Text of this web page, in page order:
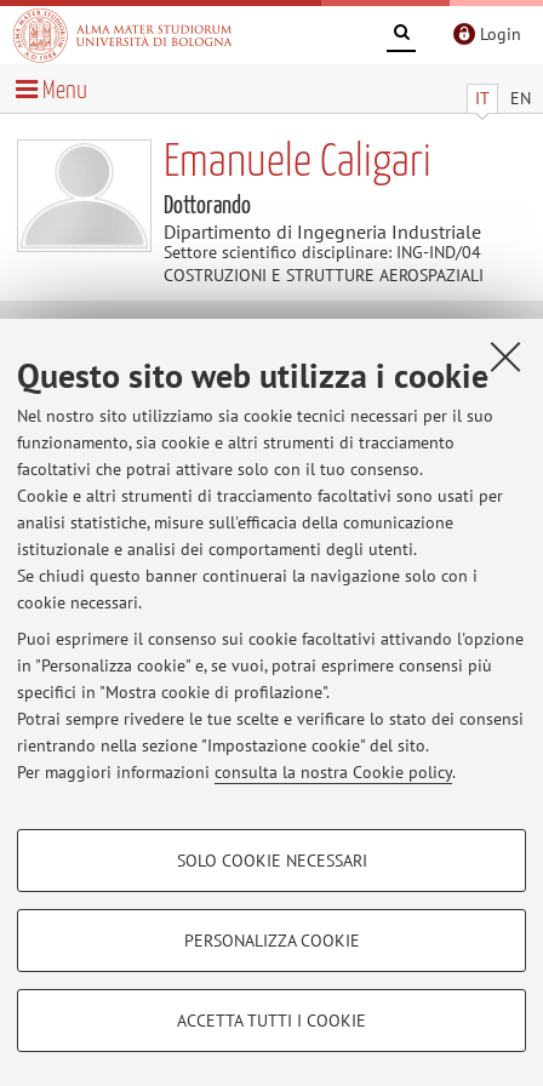
Questo sito web utilizza i cookie
Nel nostro sito utilizziamo sia cookie tecnici necessari per il suo
funzionamento, sia cookie e altri strumenti di tracciamento
facoltativi che potrai attivare solo con il tuo consenso.
Cookie e altri strumenti di tracciamento facoltativi sono usati per
analisi statistiche, misure sull'efficacia della comunicazione
istituzionale e analisi dei comportamenti degli utenti.
Se chiudi questo banner continuerai la navigazione solo con i
cookie necessari.
Puoi esprimere il consenso sui cookie facoltativi attivando l'opzione
in "Personalizza cookie" e, se vuoi, potrai esprimere consensi più
specifici in "Mostra cookie di profilazione".
Potrai sempre rivedere le tue scelte e verificare lo stato dei consensi
rientrando nella sezione "Impostazione cookie" del sito.
Per maggiori informazioni consulta la nostra Cookie policy.
COOKIE DI PROFILAZIONE - FACOLTATIVI
COOKIE TECNICI - NECESSARI
Si tratta di cookie tecnici utilizzati, a titolo esemplificativo, per il corretto
SOLO COOKIE NECESSARI
PERSONALIZZA COOKIE
ACCETTA TUTTI I COOKIE
Login
IT EN
Menu
Emanuele Caligari
Dottorando
Dipartimento di Ingegneria Industriale
Settore scientifico disciplinare: ING-IND/04
COSTRUZIONI E STRUTTURE AEROSPAZIALI
Contenuti utili
Al momento non sono presenti contenuti.
Ultimi avvisi
Al momento non sono presenti avvisi.
Area riservata
Accedi tramiteloginper gestire tutti i contenuti del sito.
© 2026 - ALMA MATER STUDIORUM - Università di Bologna - Via
Zamboni, 33 - 40126 Bologna - Partita IVA: 01131710376